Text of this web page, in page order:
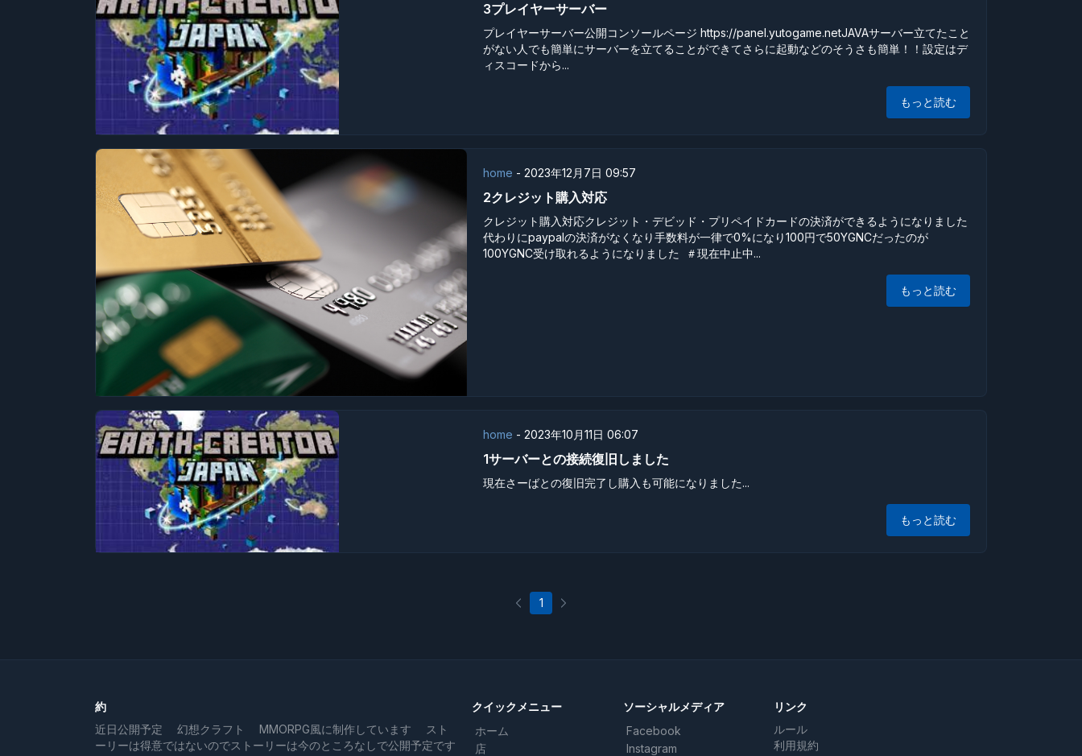
3プレイヤーサーバー
プレイヤーサーバー公開コンソールページ https://panel.yutogame.netJAVAサーバー立てたこと
がない人でも簡単にサーバーを立てることができてさらに起動などのそうさも簡単！！設定はデ
ィスコードから...
もっと読む
home - 2023年12月7日 09:57
2クレジット購入対応
クレジット購入対応クレジット・デビッド・プリペイドカードの決済ができるようになりました
代わりにpaypalの決済がなくなり手数料が一律で0%になり100円で50YGNCだったのが
100YGNC受け取れるようになりました ＃現在中止中...
もっと読む
home - 2023年10月11日 06:07
1サーバーとの接続復旧しました
現在さーばとの復旧完了し購入も可能になりました...
もっと読む
1
約
近日公開予定 幻想クラフト MMORPG風に制作しています スト
ーリーは得意ではないのでストーリーは今のところなしで公開予定です
クイックメニュー
ホーム
店
ソーシャルメディア
Facebook
Instagram
リンク
ルール
利用規約